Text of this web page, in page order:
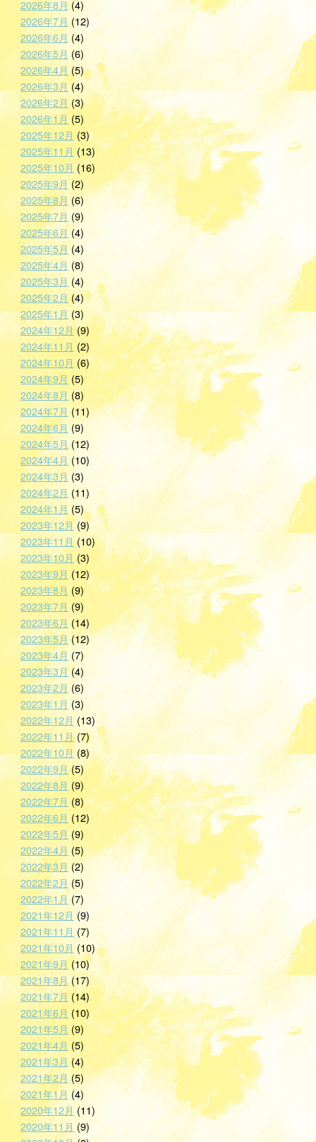
2026年8月(4)
2026年7月(12)
2026年6月 (4)
2026年5月(6)
2026年4月(5)
2026年3月(4)
2026年2月(3)
2026年1月 (5)
2025年12月 (3)
2025年11月 (13)
2025年10月 (16)
2025年9月(2)
2025年8月(6)
2025年7月 (9)
2025年6月(4)
2025年5月 (4)
2025年4月 (8)
2025年3月(4)
2025年2月(4)
2025年1月(3)
2024年12月(9)
2024年11月 (2)
2024年10月 (6)
2024年9月 (5)
2024年8月 (8)
2024年7月 (11)
2024年6月(9)
2024年5月(12)
2024年4月(10)
2024年3月 (3)
2024年2月(11)
2024年1月 (5)
2023年12月 (9)
2023年11月(10)
2023年10月 (3)
2023年9月 (12)
2023年8月 (9)
2023年7月 (9)
2023年6月 (14)
2023年5月 (12)
2023年4月 (7)
2023年3月(4)
2023年2月 (6)
2023年1月 (3)
2022年12月(13)
2022年11月(7)
2022年10月 (8)
2022年9月(5)
2022年8月 (9)
2022年7月 (8)
2022年6月 (12)
2022年5月(9)
2022年4月(5)
2022年3月 (2)
2022年2月 (5)
2022年1月(7)
2021年12月 (9)
2021年11月 (7)
2021年10月(10)
2021年9月(10)
2021年8月(17)
2021年7月 (14)
2021年6月 (10)
2021年5月 (9)
2021年4月 (5)
2021年3月(4)
2021年2月 (5)
2021年1月(4)
2020年12月 (11)
2020年11月 (9)